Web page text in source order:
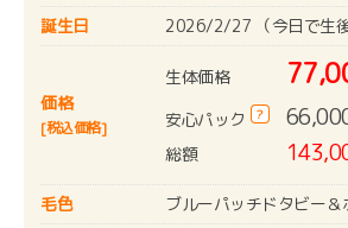
誕生日
2026/2/27 （今日で生
価格
[税込価格]
生体価格
安心パック
?
総額
毛色
ブルーパッチドタビー＆